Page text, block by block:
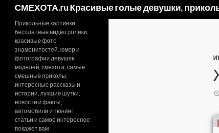
СМЕХОТА.ru Красивые голые девушки,
Прикольные картинки,
бесплатные видео ролики,
красивые фото
знаменитостей, юмор и
фотографии девушек
моделей, смехота, самые
смешные приколы,
интересные рассказы и
истории, лучшие шутки,
новости и факты,
автомобили и тюнинг,
статьи и самое интересное
покажет вам